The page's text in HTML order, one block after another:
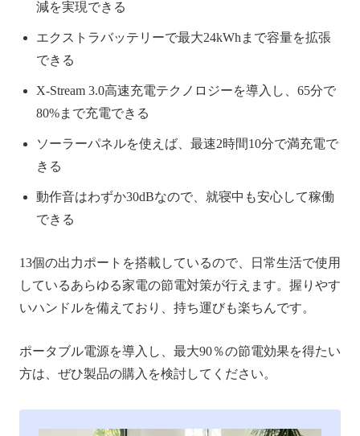
減を実現できる
エクストラバッテリーで最大24kWhまで容量を拡張
できる
X-Stream 3.0高速充電テクノロジーを導入し、65分で
80%まで充電できる
ソーラーパネルを使えば、最速2時間10分で満充電で
きる
動作音はわずか30dBなので、就寝中も安心して稼働
できる
13個の出力ポートを搭載しているので、日常生活で使用
しているあらゆる家電の節電対策が行えます。握りやす
いハンドルを備えており、持ち運びも楽ちんです。
ポータブル電源を導入し、最大90％の節電効果を得たい
方は、ぜひ製品の購入を検討してください。